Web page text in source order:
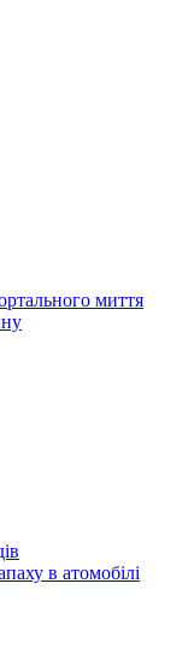
миття
в атомобілі